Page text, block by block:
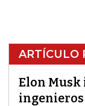
ARTÍCULO
Elon